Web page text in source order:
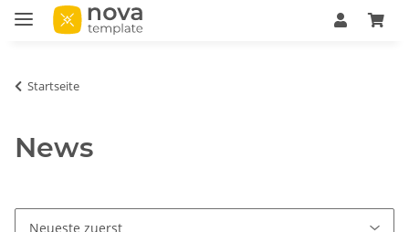
Startseite
News